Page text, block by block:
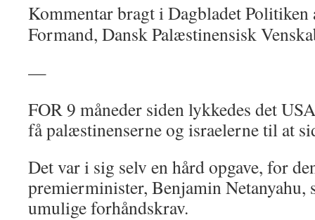
Kommentar bragt i Dagbladet
Formand, Dansk Palæstinensisk
—
FOR 9 måneder siden lykkedes det
få palæstinenserne og israelerne til at
Det var i sig selv en hård opgave, for
premierminister, Benjamin Netanyahu,
umulige forhåndskrav.